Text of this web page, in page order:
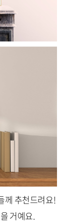
께 추천드려요!
거예요.